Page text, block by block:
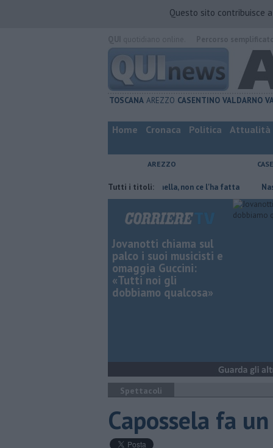
Questo sito contribuisce
TOSCANA AREZZO CASENTINO VALDARNO
Home Cronaca Politica Attualità
AREZZO
Tutti i titoli:
Contagiata da legionella, non ce l'ha fatta Nascosta
Jovanotti chiama sul
palco i suoi musicisti e
omaggia Guccini:
«Tutti noi gli
dobbiamo qualcosa»
Spettacoli
Capossela fa